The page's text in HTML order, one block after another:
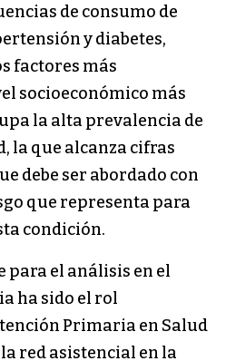
de consumo de
y diabetes,
factores más
socioeconómico más
la alta prevalencia de
la que alcanza cifras
debe ser abordado con
que representa para
condición.
para el análisis en el
ha sido el rol
Primaria en Salud
red asistencial en la